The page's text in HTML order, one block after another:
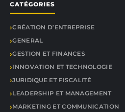
CATÉGORIES
CRÉATION D’ENTREPRISE
GENERAL
GESTION ET FINANCES
INNOVATION ET TECHNOLOGIE
JURIDIQUE ET FISCALITÉ
LEADERSHIP ET MANAGEMENT
MARKETING ET COMMUNICATION